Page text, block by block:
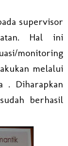
supervisor
Hal ini
monitoring
melalui
. Diharapkan
berhasil